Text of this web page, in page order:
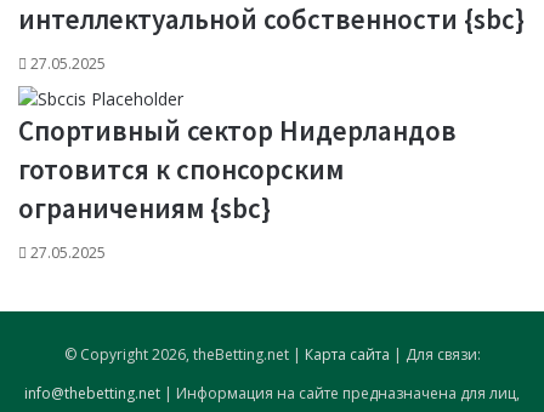
интеллектуальной собственности {sbc}
27.05.2025
Спортивный сектор Нидерландов
готовится к спонсорским
ограничениям {sbc}
27.05.2025
© Copyright 2026, theBetting.net | Карта сайта | Для связи:
info@thebetting.net | Информация на сайте предназначена для лиц,